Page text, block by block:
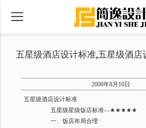
五星级酒店设计标准,五星级酒店
2008年8月 10日
五星级酒店设计标准
五星级星级饭店标准—★★★★★
一、饭店布局合理